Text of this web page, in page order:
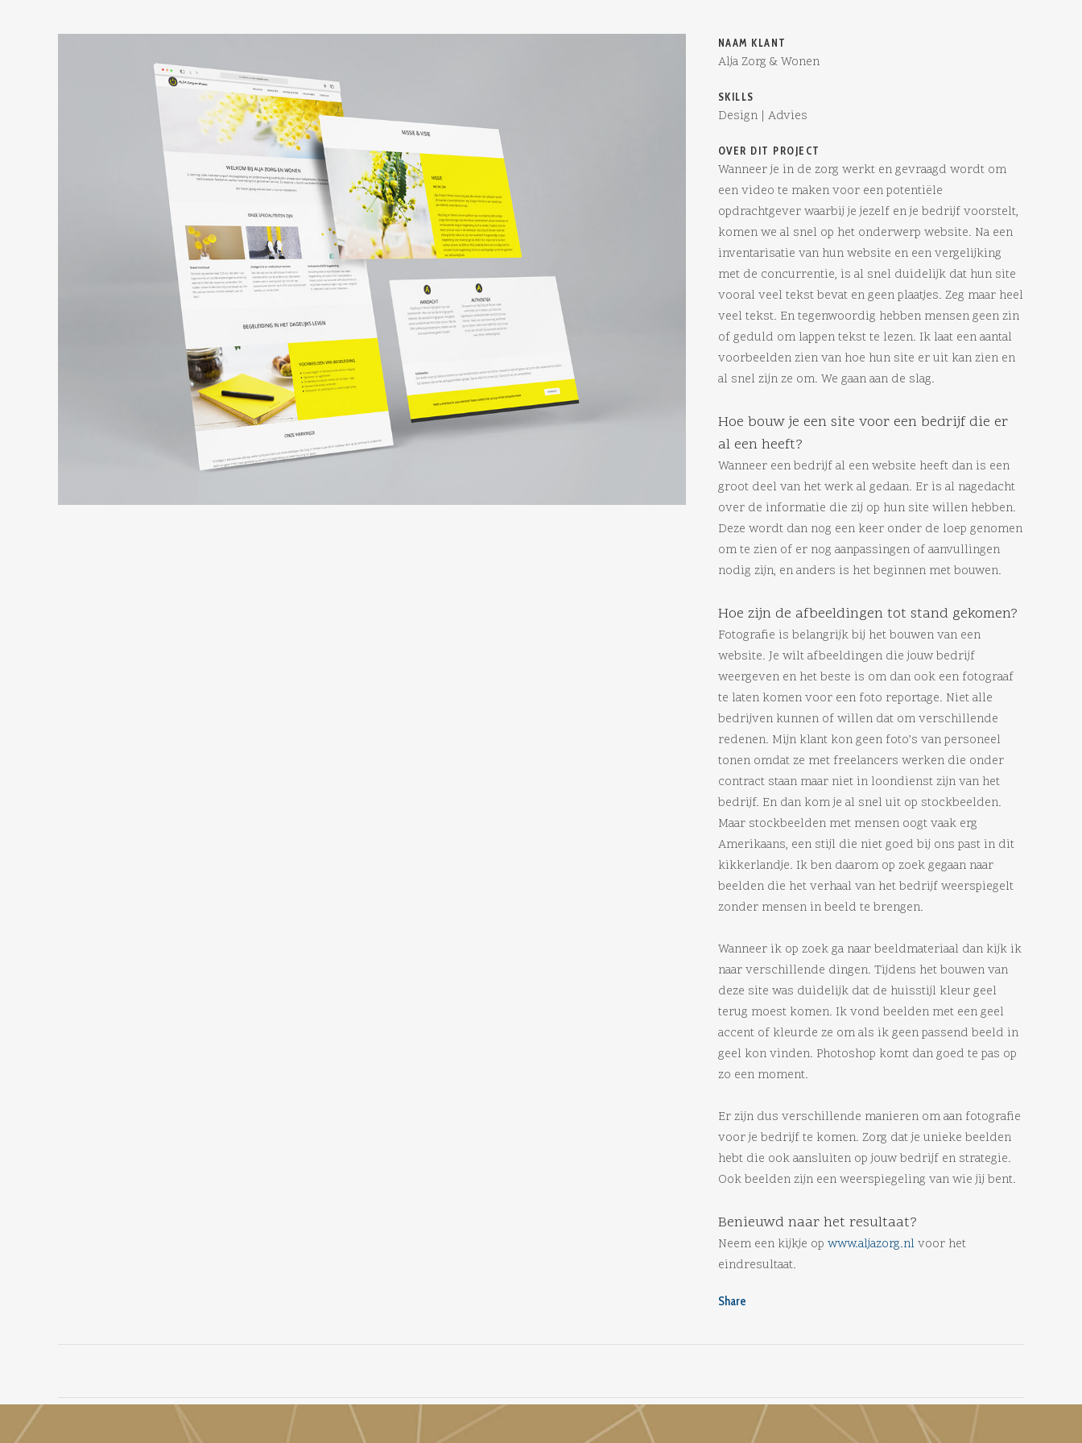
NAAM KLANT
Alja Zorg & Wonen
SKILLS
Design | Advies
OVER DIT PROJECT
Wanneer je in de zorg werkt en gevraagd wordt om
een video te maken voor een potentiële
opdrachtgever waarbij je jezelf en je bedrijf voorstelt,
komen we al snel op het onderwerp website. Na een
inventarisatie van hun website en een vergelijking
met de concurrentie, is al snel duidelijk dat hun site
vooral veel tekst bevat en geen plaatjes. Zeg maar heel
veel tekst. En tegenwoordig hebben mensen geen zin
of geduld om lappen tekst te lezen. Ik laat een aantal
voorbeelden zien van hoe hun site er uit kan zien en
al snel zijn ze om. We gaan aan de slag.
Hoe bouw je een site voor een bedrijf die er
al een heeft?
Wanneer een bedrijf al een website heeft dan is een
groot deel van het werk al gedaan. Er is al nagedacht
over de informatie die zij op hun site willen hebben.
Deze wordt dan nog een keer onder de loep genomen
om te zien of er nog aanpassingen of aanvullingen
nodig zijn, en anders is het beginnen met bouwen.
Hoe zijn de afbeeldingen tot stand gekomen?
Fotografie is belangrijk bij het bouwen van een
website. Je wilt afbeeldingen die jouw bedrijf
weergeven en het beste is om dan ook een fotograaf
te laten komen voor een foto reportage. Niet alle
bedrijven kunnen of willen dat om verschillende
redenen. Mijn klant kon geen foto’s van personeel
tonen omdat ze met freelancers werken die onder
contract staan maar niet in loondienst zijn van het
bedrijf. En dan kom je al snel uit op stockbeelden.
Maar stockbeelden met mensen oogt vaak erg
Amerikaans, een stijl die niet goed bij ons past in dit
kikkerlandje. Ik ben daarom op zoek gegaan naar
beelden die het verhaal van het bedrijf weerspiegelt
zonder mensen in beeld te brengen.
Wanneer ik op zoek ga naar beeldmateriaal dan kijk ik
naar verschillende dingen. Tijdens het bouwen van
deze site was duidelijk dat de huisstijl kleur geel
terug moest komen. Ik vond beelden met een geel
accent of kleurde ze om als ik geen passend beeld in
geel kon vinden. Photoshop komt dan goed te pas op
zo een moment.
Er zijn dus verschillende manieren om aan fotografie
voor je bedrijf te komen. Zorg dat je unieke beelden
hebt die ook aansluiten op jouw bedrijf en strategie.
Ook beelden zijn een weerspiegeling van wie jij bent.
Benieuwd naar het resultaat?
Neem een kijkje op www.aljazorg.nlvoor het
eindresultaat.
Share